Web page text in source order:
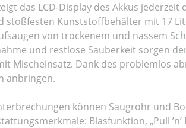
das LCD-Display des Akkus
stoßfesten Kunststoffbehälter mit 17
von trockenem und nassem
und restlose Sauberkeit sorgen
Mischeinsatz. Dank des problemlos
anbringen.
können Saugrohr und
Blasfunktion, „Pull